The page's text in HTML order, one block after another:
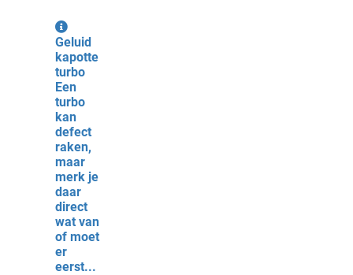
Geluid
kapotte
turbo
Een
turbo
kan
defect
raken,
maar
merk je
daar
direct
wat van
of moet
er
eerst...